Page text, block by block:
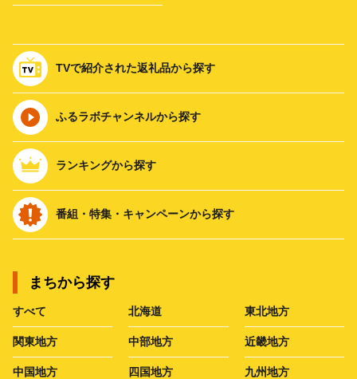
TVで紹介された返礼品から探す
ふるラボチャンネルから探す
ランキングから探す
番組・特集・キャンペーンから探す
まちから探す
すべて 北海道 東北地方
関東地方 中部地方 近畿地方
中国地方 四国地方 九州地方